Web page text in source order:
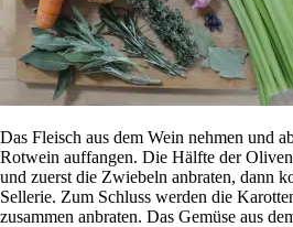
Das Fleisch aus dem Wein nehmen und
Rotwein auffangen. Die Hälfte der
und zuerst die Zwiebeln anbraten, dann
Sellerie. Zum Schluss werden die
zusammen anbraten. Das Gemüse aus